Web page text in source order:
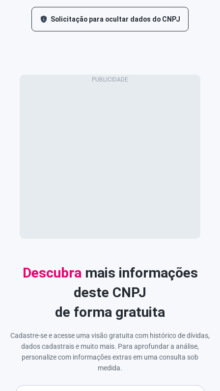
Solicitação para ocultar dados do CNPJ
Descubra mais informações
deste CNPJ
de forma gratuita
Cadastre-se e acesse uma visão gratuita com histórico de dívidas,
dados cadastrais e muito mais. Para aprofundar a análise,
personalize com informações extras em uma consulta sob
medida.